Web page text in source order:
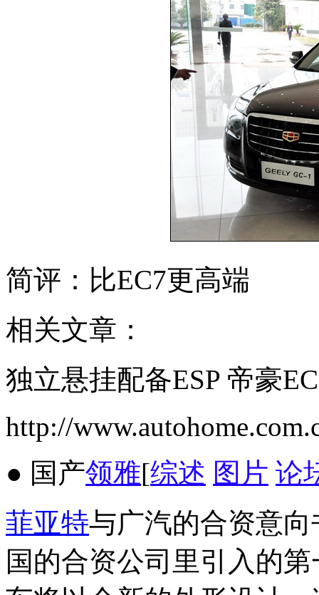
简评：比EC7更高端
相关文章：
独立悬挂配备ESP 帝豪
http://
● 国产领雅[综述 图片 论
菲亚特与广汽的合资意
国的合资公司里引入的